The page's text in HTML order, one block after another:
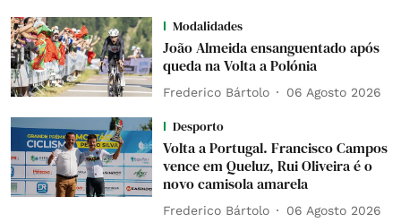
Modalidades
João Almeida ensanguentado após
queda na Volta a Polónia
Frederico Bártolo 06 Agosto 2026
Desporto
Volta a Portugal. Francisco Campos
vence em Queluz, Rui Oliveira é o
novo camisola amarela
Frederico Bártolo 06 Agosto 2026